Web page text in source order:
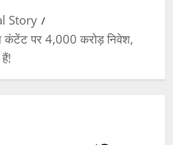
Story
कंटेंट पर 4,000 करोड़ निवेश,